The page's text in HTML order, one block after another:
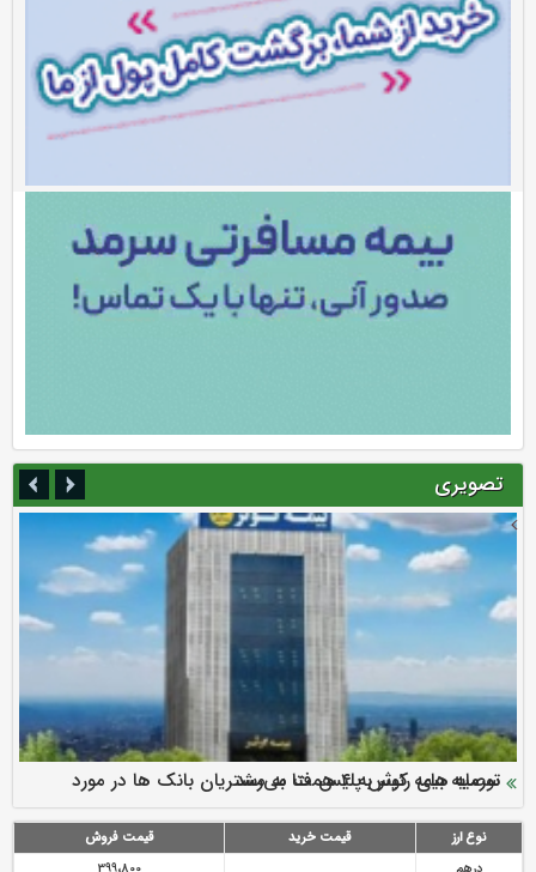
تصویری
ارزش سهام عدالت بالا رفت
سرمایه بیمه کوثر به ۴ همت می‌رسد
نود ثانیه با فولاد سنگان
تقدیر دبیرکل سندیکای بیمه گران ایران از اقدامات مدیرعامل بیمه
رازی
توصیه های رئیس پلیس فتا به مشتریان بانک ها در مورد
پیشگیری از سرقت های مجازی
نوع ارز قیمت خرید
قیمت فروش